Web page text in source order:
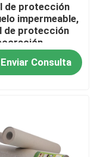
de protección
impermeable,
de protección
al desgaste
Enviar Consulta